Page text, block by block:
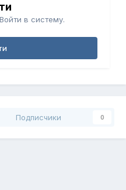
в систему.
Подписчики 0